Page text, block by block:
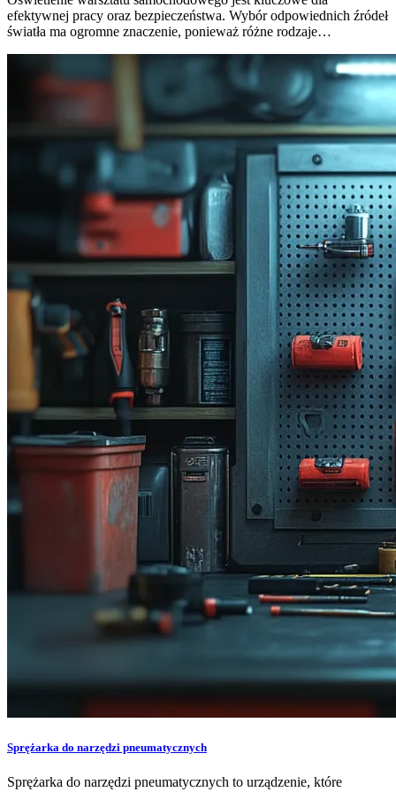
efektywnej pracy oraz bezpieczeństwa. Wybór odpowiednich źródeł
światła ma ogromne znaczenie, ponieważ różne rodzaje…
Sprężarka do narzędzi pneumatycznych
Sprężarka do narzędzi pneumatycznych to urządzenie, które